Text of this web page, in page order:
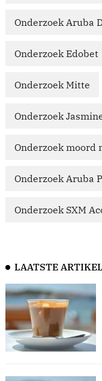
Onderzoek Aruba
Onderzoek Edobet
Onderzoek Mitte
Onderzoek
Onderzoek moord
Onderzoek Aruba
Onderzoek SXM
LAATSTE